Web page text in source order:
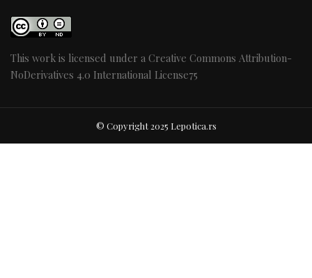
This work is licensed under a Creative Commons Attribution-
NoDerivatives 4.0 International License75
© Copyright 2025 Lepotica.rs